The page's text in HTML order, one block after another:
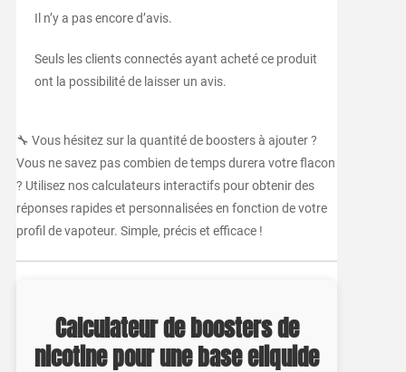
Il n’y a pas encore d’avis.
Seuls les clients connectés ayant acheté ce produit
ont la possibilité de laisser un avis.
🔧 Vous hésitez sur la quantité de boosters à ajouter ?
Vous ne savez pas combien de temps durera votre flacon
? Utilisez nos calculateurs interactifs pour obtenir des
réponses rapides et personnalisées en fonction de votre
profil de vapoteur. Simple, précis et efficace !
Calculateur de boosters de
nicotine pour une base eliquide